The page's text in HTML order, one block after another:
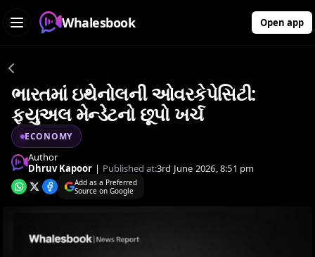
Whalesbook Open app
ભારતમાં ઇથેનોલની ઓવરકેપેસિટી:
ફ્યુઅલ મેન્ડેટનો છૂપો ખર્ચ
ECONOMY
Author
Dhruv Kapoor | Published at:3rd June 2026, 8:51 pm
Add as a Preferred
Source on Google